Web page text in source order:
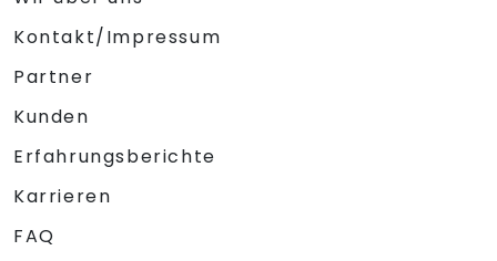
Kontakt/Impressum
Partner
Kunden
Erfahrungsberichte
Karrieren
FAQ